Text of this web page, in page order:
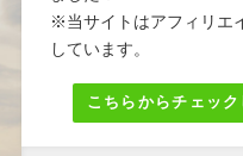
※当サイトはアフィリエ
しています。
こちらからチェック